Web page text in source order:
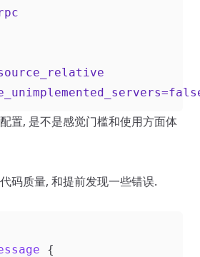
置, 是不是感觉门槛和使用方面体
码质量, 和提前发现一些错误.
{